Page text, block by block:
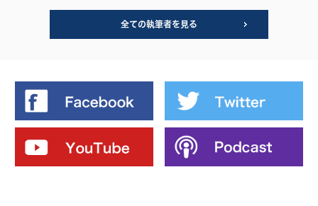
全ての執筆者を見る